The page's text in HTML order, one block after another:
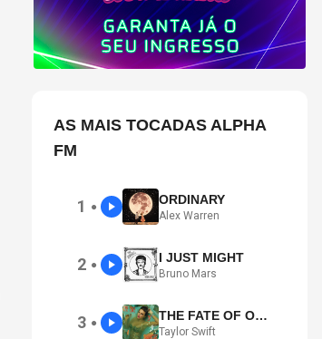
AS MAIS TOCADAS ALPHA
FM
1 ● ORDINARY
Alex Warren
2 ● I JUST MIGHT
Bruno Mars
3 ● THE FATE OF OPHELIA
Taylor Swift